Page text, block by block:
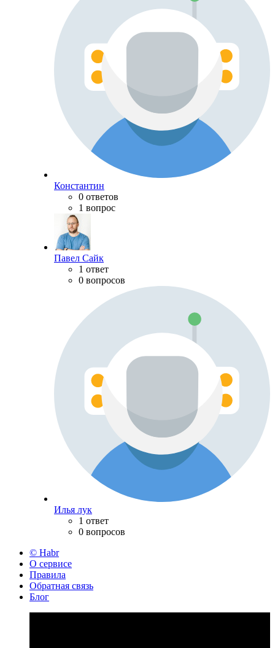
Константин
0 ответов
1 вопрос
Павел Сайк
1 ответ
0 вопросов
Илья лук
1 ответ
0 вопросов
© Habr
О сервисе
Правила
Обратная связь
Блог